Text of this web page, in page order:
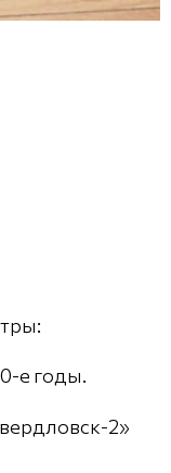
е годы.
2»